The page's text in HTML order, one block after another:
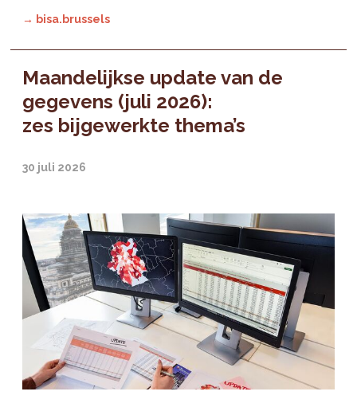
→ bisa.brussels
Maandelijkse update van de
gegevens (juli 2026):
zes bijgewerkte thema’s
30 juli 2026